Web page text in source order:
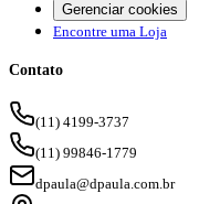
Gerenciar cookies
Encontre uma Loja
Contato
(11) 4199-3737
(11) 99846-1779
dpaula@dpaula.com.br